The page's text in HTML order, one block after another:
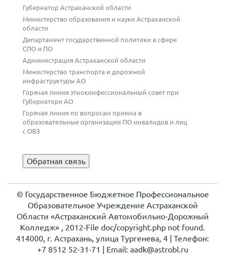
Губернатор Астраханской области
Министерство образования и науки Астраханской
области
Департамент государственной политики в сфере
СПО и ПО
Администрация Астраханской области
Министерство транспорта и дорожной
инфраструктуры АО
Горячая линия этноконфессиональный совет при
Губернаторе АО
Горячая линия по вопросам приема в
образовательные организации ПО инвалидов и лиц
с ОВЗ
Обратная связь
© Государственное Бюджетное Профессиональное
Образовательное Учреждение Астраханской
Области «Астраханский Автомобильно-Дорожный
Колледж» , 2012-File doc/copyright.php not found.
414000, г. Астрахань, улица Тургенева, 4 | Телефон:
+7 8512 52-31-71 | Еmail: aadk@astrobl.ru